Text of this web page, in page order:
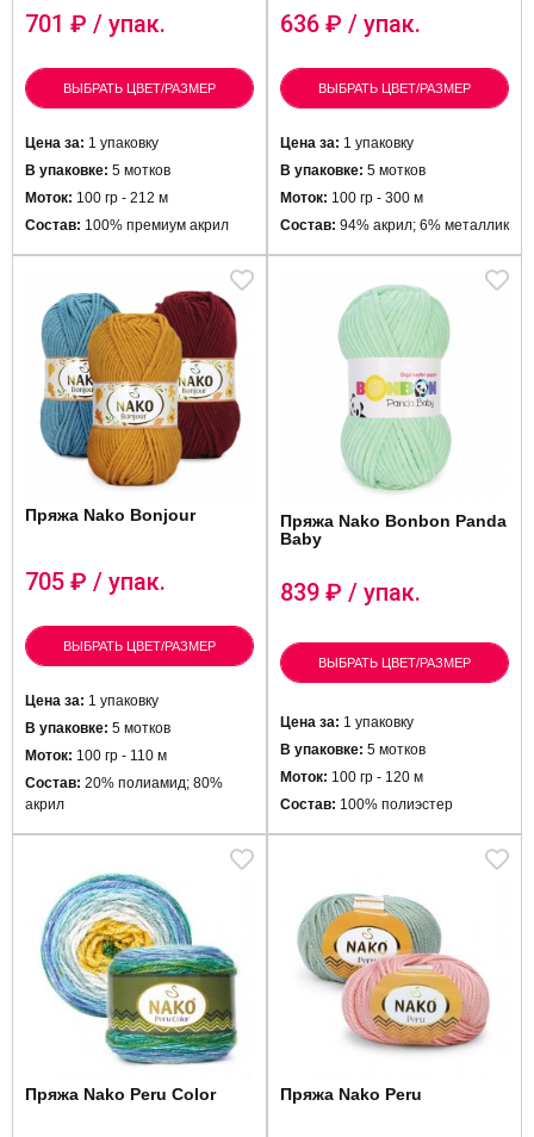
701 ₽ / упак.
ВЫБРАТЬ ЦВЕТ/РАЗМЕР
Цена за: 1 упаковку
В упаковке: 5 мотков
Моток: 100 гр - 212 м
Состав: 100% премиум акрил
636 ₽ / упак.
ВЫБРАТЬ ЦВЕТ/РАЗМЕР
Цена за: 1 упаковку
В упаковке: 5 мотков
Моток: 100 гр - 300 м
Состав: 94% акрил; 6% металлик
Пряжа Nako Bonjour
705 ₽ / упак.
ВЫБРАТЬ ЦВЕТ/РАЗМЕР
Цена за: 1 упаковку
В упаковке: 5 мотков
Моток: 100 гр - 110 м
Состав: 20% полиамид; 80%
акрил
Пряжа Nako Bonbon Panda
Baby
839 ₽ / упак.
ВЫБРАТЬ ЦВЕТ/РАЗМЕР
Цена за: 1 упаковку
В упаковке: 5 мотков
Моток: 100 гр - 120 м
Состав: 100% полиэстер
Пряжа Nako Peru Color Пряжа Nako Peru